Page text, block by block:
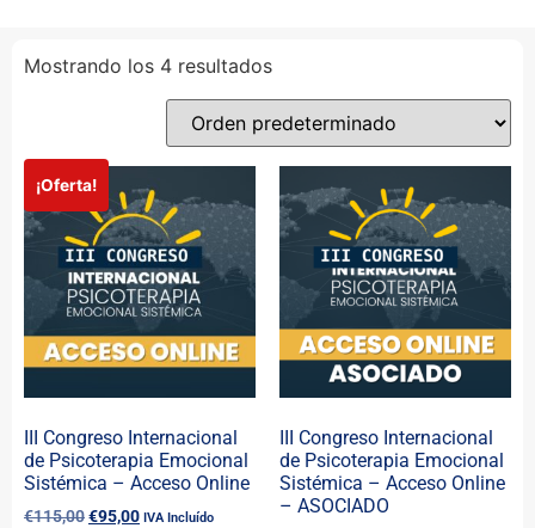
Mostrando los 4 resultados
¡Oferta!
III Congreso Internacional
de Psicoterapia Emocional
Sistémica – Acceso Online
€115,00€95,00 IVA Incluído
III Congreso Internacional
de Psicoterapia Emocional
Sistémica – Acceso Online
– ASOCIADO